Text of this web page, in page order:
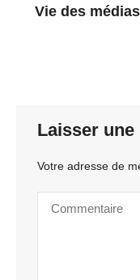
Vie des
Laisser une
Votre adresse de